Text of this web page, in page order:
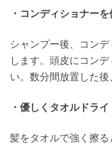
・コンディショナーを
シャンプー後、コン
します。頭皮にコン
い。数分間放置した後
・優しくタオルドライ
髪をタオルで強く擦る